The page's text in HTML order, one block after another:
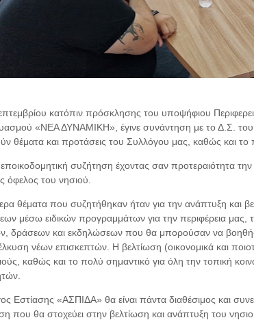
κατόπιν πρόσκλησης του υποψήφιου
«ΝΕΑ ΔΥΝΑΜΙΚΗ», έγινε συνάντηση με το Δ.Σ.
θέματα και προτάσεις του Συλλόγου μας, καθώς και
εποικοδομητική συζήτηση έχοντας σαν προτεραιότητα
όφελος του νησιού.
θέματα που συζητήθηκαν ήταν για την ανάπτυξη και
μέσω ειδικών προγραμμάτων για την περιφέρεια μας,
δράσεων και εκδηλώσεων που θα μπορούσαν να
νέων επισκεπτών. Η βελτίωση (οικονομικά και
καθώς και το πολύ σημαντικό για όλη την τοπική
Εστίασης «ΑΣΠΙΔΑ» θα είναι πάντα διαθέσιμος και
που θα στοχεύει στην βελτίωση και ανάπτυξη του